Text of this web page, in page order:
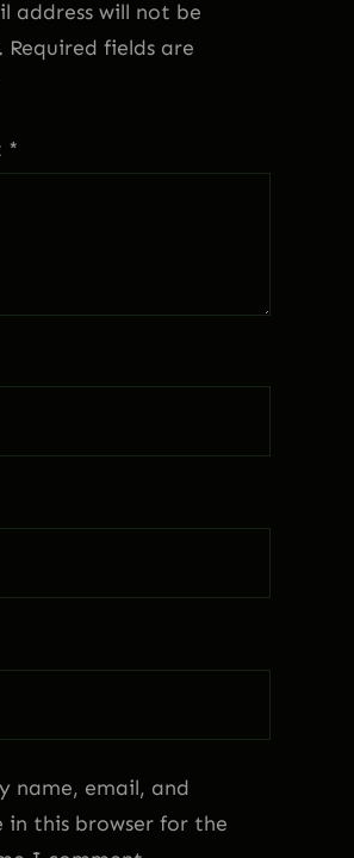
address will not be
Required fields are
*
name, email, and
in this browser for the